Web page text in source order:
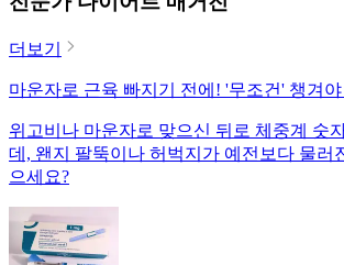
더보기
마운자로 근육 빠지기 전에! '무조건' 챙겨
위고비나 마운자로 맞으신 뒤로 체중계 숫
데, 왠지 팔뚝이나 허벅지가 예전보다 물러
으세요?